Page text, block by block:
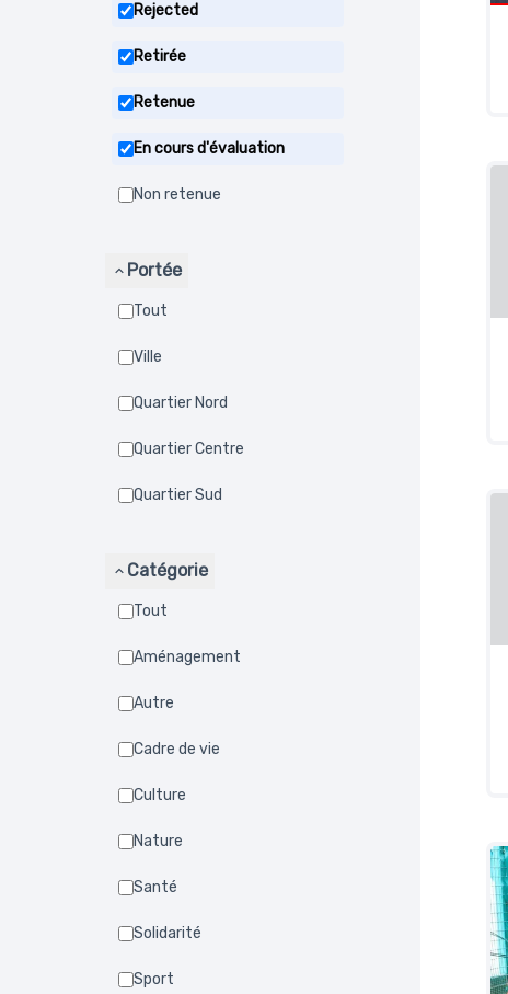
Rejected
Retirée
Retenue
En cours d'évaluation
Non retenue
Portée
Tout
Ville
Quartier Nord
Quartier Centre
Quartier Sud
Catégorie
Tout
Aménagement
Autre
Cadre de vie
Culture
Nature
Santé
Solidarité
Sport